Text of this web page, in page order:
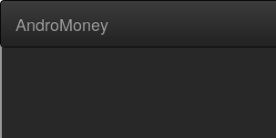
AndroMoney